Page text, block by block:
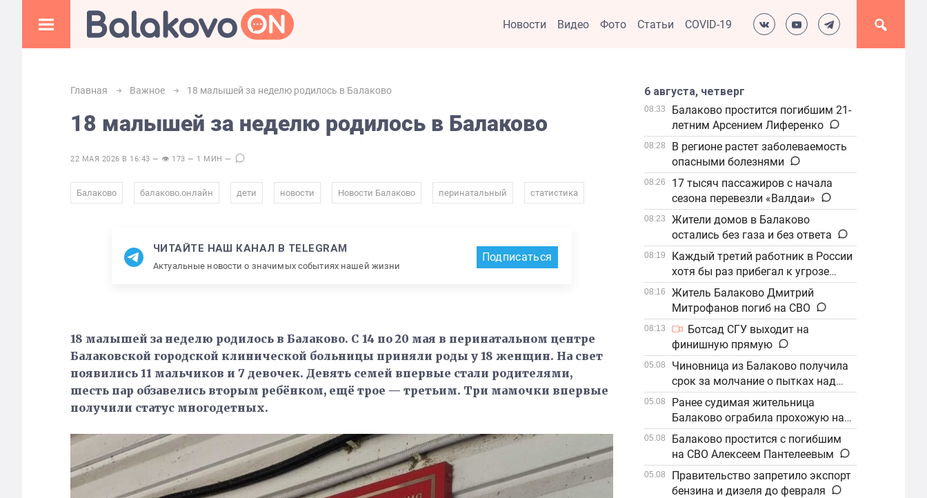
Новости Видео Фото Статьи COVID-19
Главная Важное 18 малышей за неделю родилось в Балаково
18 малышей за неделю родилось в Балаково
22 МАЯ 2026 В 16:43 — 👁 173 — 1 МИН —
Балаково балаково.онлайн дети новости Новости Балаково перинатальный статистика
ЧИТАЙТЕ НАШ КАНАЛ В TELEGRAM
Актуальные новости о значимых событиях нашей жизни
Подписаться
18 малышей за неделю родилось в Балаково. С 14 по 20 мая в перинатальном центре
Балаковской городской клинической больницы приняли роды у 18 женщин. На свет
появились 11 мальчиков и 7 девочек. Девять семей впервые стали родителями,
шесть пар обзавелись вторым ребёнком, ещё трое — третьим. Три мамочки впервые
получили статус многодетных.
6 августа, четверг
08:33
Балаково простится погибшим 21-
летним Арсением Лиференко
08:28
В регионе растет заболеваемость
опасными болезнями
08:26
17 тысяч пассажиров с начала
сезона перевезли «Валдаи»
08:23
Жители домов в Балаково
остались без газа и без ответа
08:19
Каждый третий работник в России
хотя бы раз прибегал к угрозе
увольнения
08:16
Житель Балаково Дмитрий
Митрофанов погиб на СВО
08:13
Ботсад СГУ выходит на
финишную прямую
05.08
Чиновница из Балаково получила
срок за молчание о пытках над
детьми
05.08
Ранее судимая жительница
Балаково ограбила прохожую на
улице
05.08
Балаково простится с погибшим
на СВО Алексеем Пантелеевым
05.08
Правительство запретило экспорт
бензина и дизеля до февраля